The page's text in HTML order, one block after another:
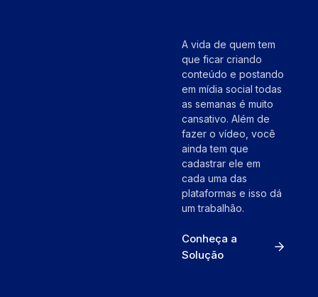
A vida de quem tem
que ficar criando
conteúdo e postando
em mídia social todas
as semanas é muito
cansativo. Além de
fazer o vídeo, você
ainda tem que
cadastrar ele em
cada uma das
plataformas e isso dá
um trabalhão.
Conheça a
Solução